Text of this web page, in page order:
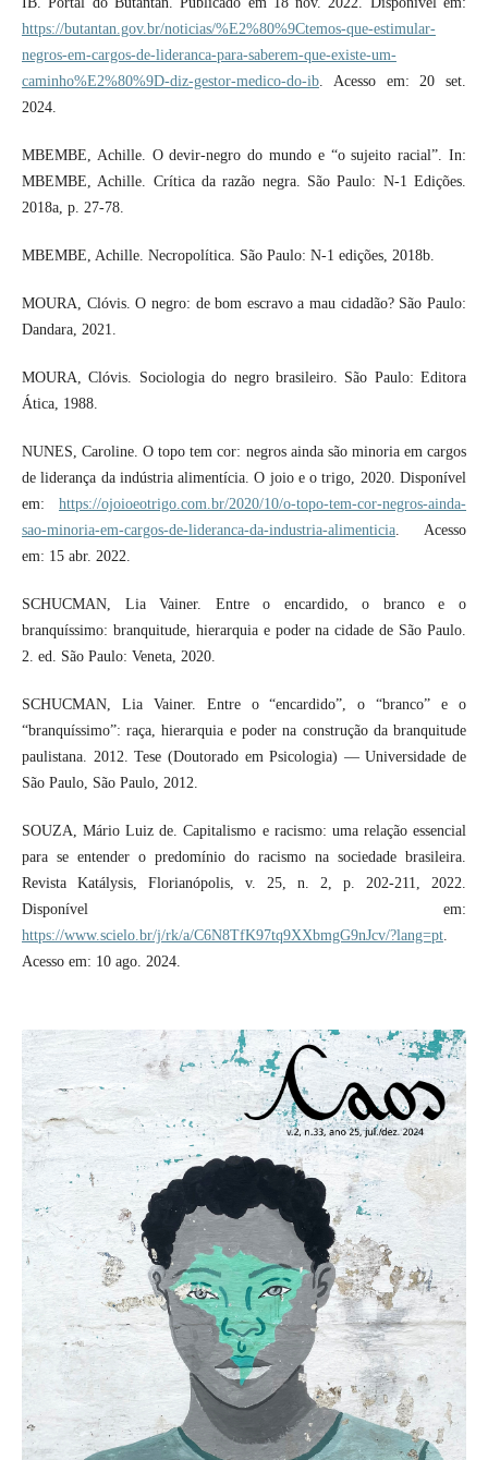
https://butantan.gov.br/noticias/%E2%80%9Ctemos-que-estimular-
negros-em-cargos-de-lideranca-para-saberem-que-existe-um-
caminho%E2%80%9D-diz-gestor-medico-do-ib. Acesso em: 20 set.
2024.
MBEMBE, Achille. O devir-negro do mundo e “o sujeito racial”. In:
MBEMBE, Achille. Crítica da razão negra. São Paulo: N-1 Edições.
2018a, p. 27-78.
MBEMBE, Achille. Necropolítica. São Paulo: N-1 edições, 2018b.
MOURA, Clóvis. O negro: de bom escravo a mau cidadão? São Paulo:
Dandara, 2021.
MOURA, Clóvis. Sociologia do negro brasileiro. São Paulo: Editora
Ática, 1988.
NUNES, Caroline. O topo tem cor: negros ainda são minoria em cargos
de liderança da indústria alimentícia. O joio e o trigo, 2020. Disponível
em:https://ojoioeotrigo.com.br/2020/10/o-topo-tem-cor-negros-ainda-
sao-minoria-em-cargos-de-lideranca-da-industria-alimenticia. Acesso
em: 15 abr. 2022.
SCHUCMAN, Lia Vainer. Entre o encardido, o branco e o
branquíssimo: branquitude, hierarquia e poder na cidade de São Paulo.
2. ed. São Paulo: Veneta, 2020.
SCHUCMAN, Lia Vainer. Entre o “encardido”, o “branco” e o
“branquíssimo”: raça, hierarquia e poder na construção da branquitude
paulistana. 2012. Tese (Doutorado em Psicologia) — Universidade de
São Paulo, São Paulo, 2012.
SOUZA, Mário Luiz de. Capitalismo e racismo: uma relação essencial
para se entender o predomínio do racismo na sociedade brasileira.
Revista Katálysis, Florianópolis, v. 25, n. 2, p. 202-211, 2022.
Disponível em:
https://www.scielo.br/j/rk/a/C6N8TfK97tq9XXbmgG9nJcv/?lang=pt.
Acesso em: 10 ago. 2024.